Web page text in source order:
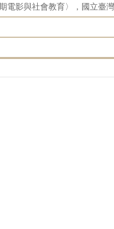
期電影與社會教育〉，國立臺